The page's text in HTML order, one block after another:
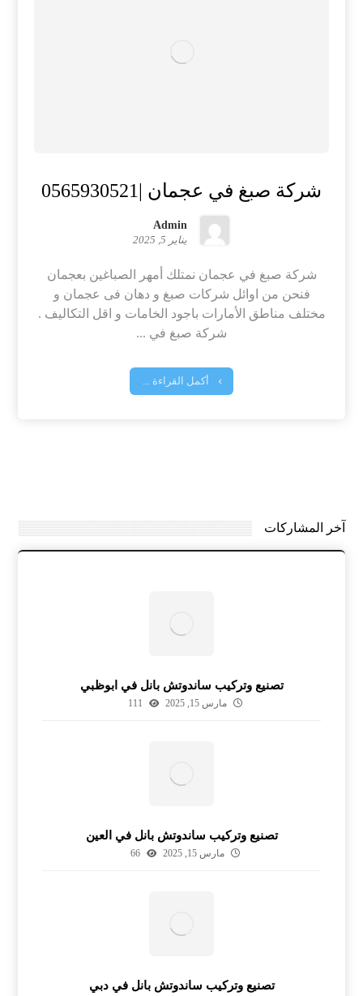
شركة صبغ في عجمان |0565930521
Admin
يناير 5, 2025
شركة صبغ في عجمان نمتلك أمهر الصباغين بعجمان
فنحن من اوائل شركات صبغ و دهان فى عجمان و
مختلف مناطق الأمارات باجود الخامات و اقل التكاليف .
شركة صبغ في ...
أكمل القراءة ...
آخر المشاركات
تصنيع وتركيب ساندوتش بانل في ابوظبي
مارس 15, 2025 111
تصنيع وتركيب ساندوتش بانل في العين
مارس 15, 2025 66
تصنيع وتركيب ساندوتش بانل في دبي